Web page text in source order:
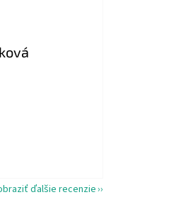
hviezdičiek.
ďalšie recenzie